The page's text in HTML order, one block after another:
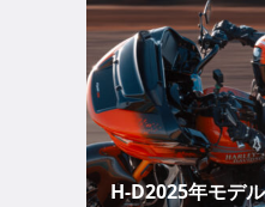
H-D2025年モデ